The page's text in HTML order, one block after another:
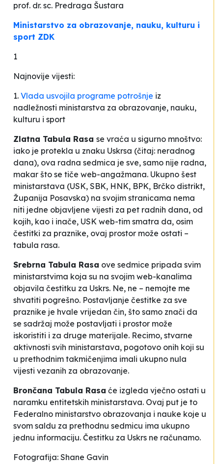
prof. dr. sc. Predraga Šustara
Ministarstvo za obrazovanje, nauku, kulturu i
sport ZDK
1
Najnovije vijesti:
1. Vlada usvojila programe potrošnje iz
nadležnosti ministarstva za obrazovanje, nauku,
kulturu i sport
Zlatna Tabula Rasa se vraća u sigurno mnoštvo:
iako je protekla u znaku Uskrsa (čitaj: neradnog
dana), ova radna sedmica je sve, samo nije radna,
makar što se tiče web-angažmana. Ukupno šest
ministarstava (USK, SBK, HNK, BPK, Brčko distrikt,
Županija Posavska) na svojim stranicama nema
niti jedne objavljene vijesti za pet radnih dana, od
kojih, kao i inače, USK web-tim smatra da, osim
čestitki za praznike, ovaj prostor može ostati –
tabula rasa.
Srebrna Tabula Rasa ove sedmice pripada svim
ministarstvima koja su na svojim web-kanalima
objavila čestitku za Uskrs. Ne, ne – nemojte me
shvatiti pogrešno. Postavljanje čestitke za sve
praznike je hvale vrijedan čin, što samo znači da
se sadržaj može postavljati i prostor može
iskoristiti i za druge materijale. Recimo, stvarne
aktivnosti svih ministarstava, pogotovo onih koji su
u prethodnim takmičenjima imali ukupno nula
vijesti vezanih za obrazovanje.
Brončana Tabula Rasa će izgleda vječno ostati u
naramku entitetskih ministarstava. Ovaj put je to
Federalno ministarstvo obrazovanja i nauke koje u
svom saldu za prethodnu sedmicu ima ukupno
jednu informaciju. Čestitku za Uskrs ne računamo.
Fotografija: Shane Gavin